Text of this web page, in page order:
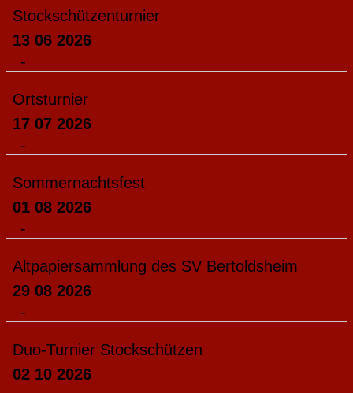
Stockschützenturnier
13 06 2026
-
Ortsturnier
17 07 2026
-
Sommernachtsfest
01 08 2026
-
Altpapiersammlung des SV Bertoldsheim
29 08 2026
-
Duo-Turnier Stockschützen
02 10 2026